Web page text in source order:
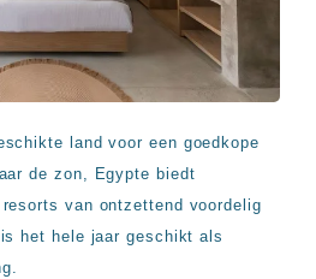
land voor een goedkope
de zon, Egypte biedt
van ontzettend voordelig
het hele jaar geschikt als